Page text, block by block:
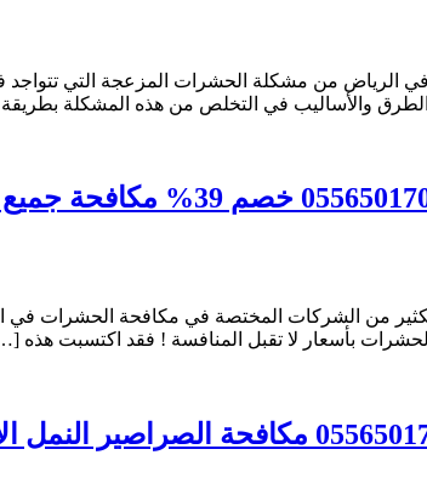
من مشكلة الحشرات المزعجة التي تتواجد
والأساليب في التخلص من هذه المشكلة
من الشركات المختصة في مكافحة الحشرات في
بأسعار لا تقبل المنافسة ! فقد اكتسبت هذه